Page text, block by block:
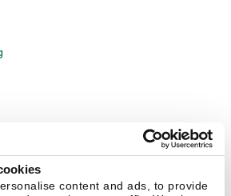
content and ads, to provide
Informativa sulla privacy
Contratto di licenza B2C